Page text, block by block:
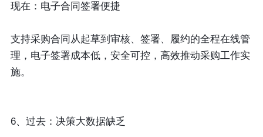
现在：电子合同签署便捷
支持采购合同从起草到审核、签署、履约的全程在线管
理，电子签署成本低，安全可控，高效推动采购工作实
施。
6、过去：决策大数据缺乏